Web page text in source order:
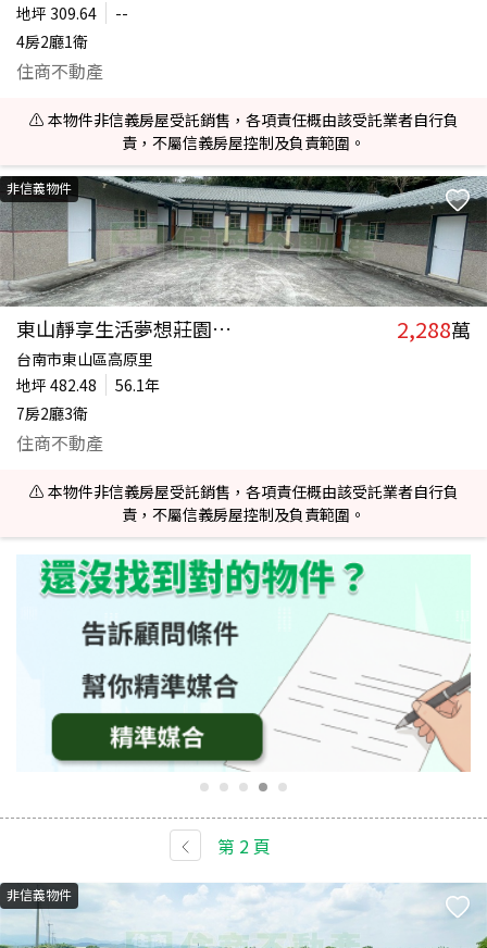
地坪 309.64
--
4房2廳1衛
住商不動產
⚠️ 本物件非信義房屋受託銷售，各項責任概由該受託業者自行負
責，不屬信義房屋控制及負責範圍。
非信義物件
東山靜享生活夢想莊園三合院 2,288萬
台南市東山區高原里
地坪 482.48
56.1年
7房2廳3衛
住商不動產
⚠️ 本物件非信義房屋受託銷售，各項責任概由該受託業者自行負
責，不屬信義房屋控制及負責範圍。
第 2頁
非信義物件